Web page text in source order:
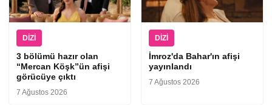
DIZI
3 bölümü hazır olan
“Mercan Köşk”ün afişi
görücüye çıktı
7 Ağustos 2026
DIZI
İmroz'da Bahar'ın afişi
yayınlandı
7 Ağustos 2026